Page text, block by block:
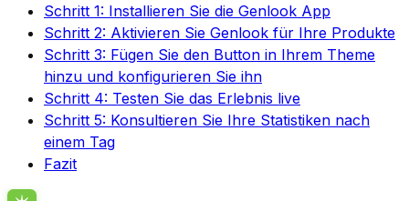
Schritt 1: Installieren Sie die Genlook App
Schritt 2: Aktivieren Sie Genlook für Ihre Produkte
Schritt 3: Fügen Sie den Button in Ihrem Theme
hinzu und konfigurieren Sie ihn
Schritt 4: Testen Sie das Erlebnis live
Schritt 5: Konsultieren Sie Ihre Statistiken nach
einem Tag
Fazit